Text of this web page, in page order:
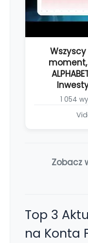
moment,
1 054
Zobacz
Top 3
na Konta